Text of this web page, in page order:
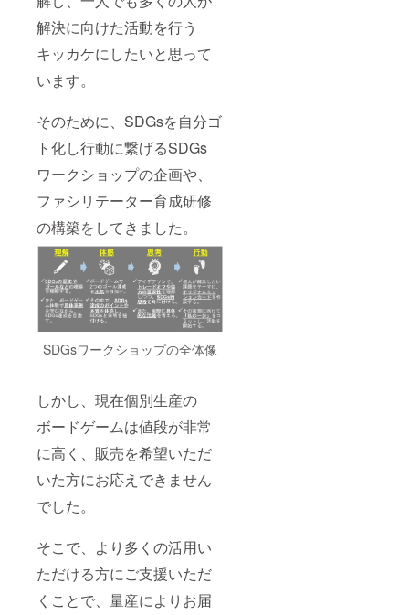
解決に向けた活動を行う
キッカケにしたいと思って
います。
そのために、SDGsを自分ゴ
ト化し行動に繋げるSDGs
ワークショップの企画や、
ファシリテーター育成研修
の構築をしてきました。
SDGsワークショップの全体像
しかし、現在個別生産の
ボードゲームは値段が非常
に高く、販売を希望いただ
いた方にお応えできません
でした。
そこで、より多くの活用い
ただける方にご支援いただ
くことで、量産によりお届